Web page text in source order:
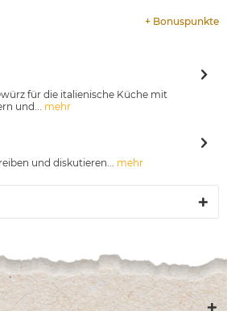
+ Bonuspunkte
für die italienische Küche mit
und... mehr
und diskutieren... mehr